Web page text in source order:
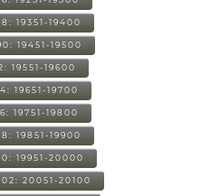
19351-19400
19451-19500
19551-19600
19651-19700
19751-19800
19851-19900
19951-20000
20051-20100